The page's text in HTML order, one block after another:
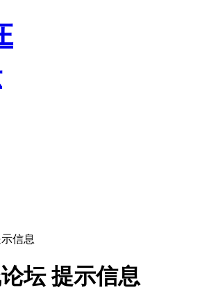
信息
坛 提示信息